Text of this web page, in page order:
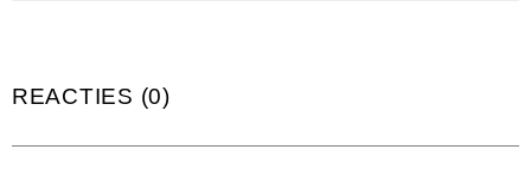
REACTIES (0)